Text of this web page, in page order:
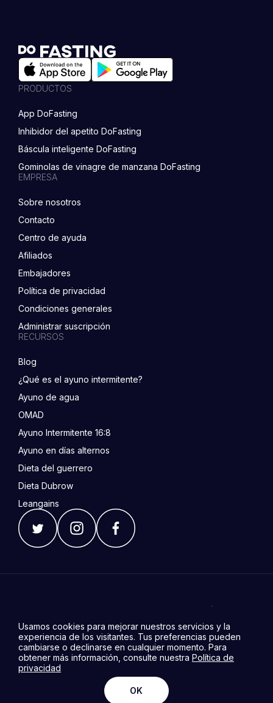
Usamos cookies para mejorar nuestros servicios y la
experiencia de los visitantes. Tus preferencias pueden
cambiarse o declinarse en cualquier momento. Para
obtener más información, consulte nuestra Política de
privacidad
OK
PRODUCTOS
App DoFasting
Inhibidor del apetito DoFasting
Báscula inteligente DoFasting
Gominolas de vinagre de manzana DoFasting
EMPRESA
Sobre nosotros
Contacto
Centro de ayuda
Afiliados
Embajadores
Política de privacidad
Condiciones generales
Administrar suscripción
RECURSOS
Blog
¿Qué es el ayuno intermitente?
Ayuno de agua
OMAD
Ayuno Intermitente 16:8
Ayuno en días alternos
Dieta del guerrero
Dieta Dubrow
Leangains
Descargo de responsabilidad: El sitio web, la aplicación, los
general. Nuestros productos y servicios no están pensados para
diagnosticar, tratar, curar o prevenir ninguna enfermedad. En
ningún caso deben sustituir el asesoramiento médico o
intervención médica. Consulta a un proveedor de atención
médica calificado para tomar decisiones médicas.
© 2026 DoFasting. Todos los derechos reservados.